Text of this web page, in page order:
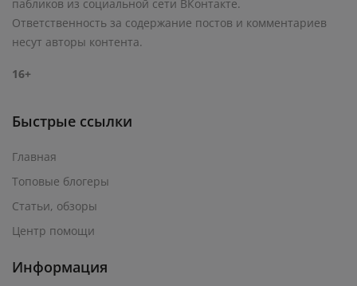
пабликов из социальной сети ВКонтакте.
Ответственность за содержание постов и комментариев
несут авторы контента.
16+
Быстрые ссылки
Главная
Топовые блогеры
Статьи, обзоры
Центр помощи
Информация